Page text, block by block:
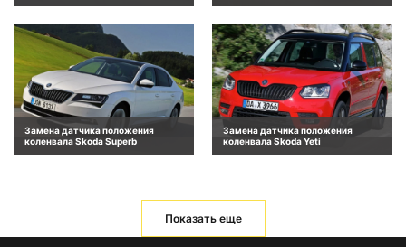
Замена датчика положения
коленвала Skoda Superb
Замена датчика положения
коленвала Skoda Yeti
Показать еще